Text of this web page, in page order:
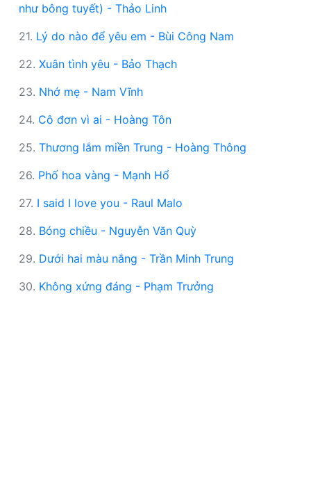
như bông tuyết) - Thảo Linh
21. Lý do nào để yêu em - Bùi Công Nam
22. Xuân tình yêu - Bảo Thạch
23. Nhớ mẹ - Nam Vĩnh
24. Cô đơn vì ai - Hoàng Tôn
25. Thương lắm miền Trung - Hoàng Thông
26. Phố hoa vàng - Mạnh Hổ
27. I said I love you - Raul Malo
28. Bóng chiều - Nguyễn Văn Quỳ
29. Dưới hai màu nắng - Trần Minh Trung
30. Không xứng đáng - Phạm Trưởng